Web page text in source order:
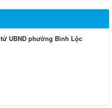
UBND phường Bình Lộc